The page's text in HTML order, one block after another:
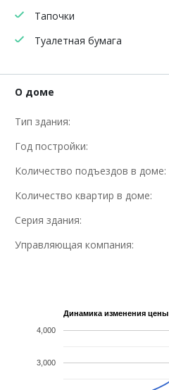
Тапочки
Туалетная бумага
О доме
Тип здания:
Год постройки:
Количество подъездов в доме:
Количество квартир в доме:
Серия здания:
Управляющая компания:
Динамика изменения цены
3,000
4,000